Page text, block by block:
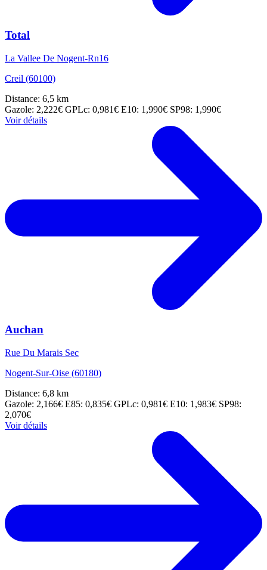
Total
La Vallee De Nogent-Rn16
Creil (60100)
Distance: 6,5 km
Gazole: 2,222€ GPLc: 0,981€ E10: 1,990€ SP98: 1,990€
Voir détails
Auchan
Rue Du Marais Sec
Nogent-Sur-Oise (60180)
Distance: 6,8 km
Gazole: 2,166€ E85: 0,835€ GPLc: 0,981€ E10: 1,983€ SP98:
2,070€
Voir détails